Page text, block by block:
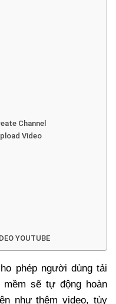
Channel
Video
YOUTUBE
phép người dùng tải
sẽ tự động hoàn
như thêm video, tùy